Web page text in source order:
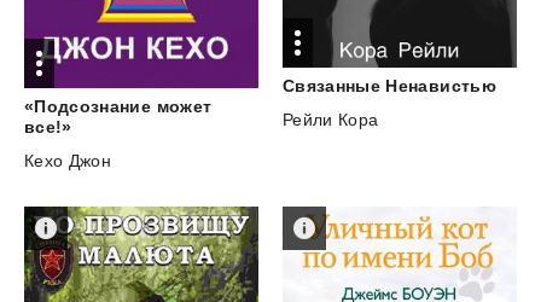
«Подсознание может
все!»
Кехо Джон
Связанные Ненавистью
Рейли Кора